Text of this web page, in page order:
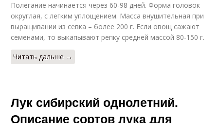
Полегание начинается через 60-98 дней. Форма головок
округлая, с легким уплощением. Масса внушительная при
выращивании из севка – более 200 г. Если овощ сажают
семенами, то выкапывают репку средней массой 80-150 г.
Читать дальше →
Лук сибирский однолетний.
Описание сортов лука для